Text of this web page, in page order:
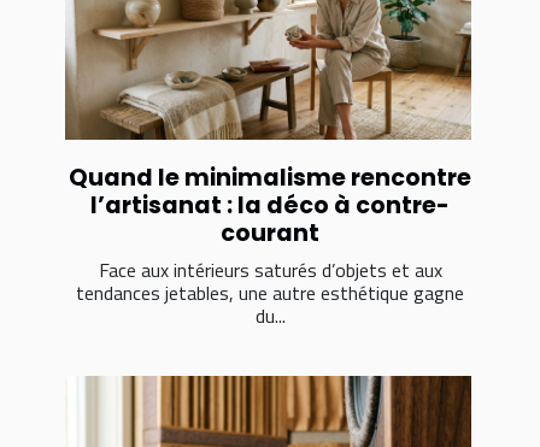
Quand le minimalisme rencontre
l’artisanat : la déco à contre-
courant
Face aux intérieurs saturés d’objets et aux
tendances jetables, une autre esthétique gagne
du...